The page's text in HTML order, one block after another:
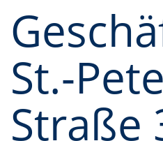
St.-
Straße